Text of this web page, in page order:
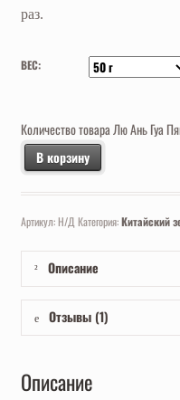
раз.
ВЕС:
Количество товара Лю Ань Гуа
В корзину
Артикул:Н/Д Категория:Китайский
Описание
Отзывы (1)
Описание